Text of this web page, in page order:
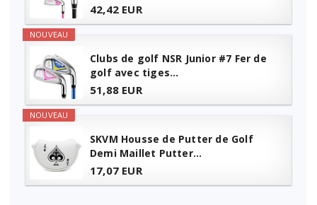
42,42 EUR
NOUVEAU
Clubs de golf NSR Junior #7 Fer de
golf avec tiges...
51,88 EUR
NOUVEAU
SKVM Housse de Putter de Golf
Demi Maillet Putter...
17,07 EUR